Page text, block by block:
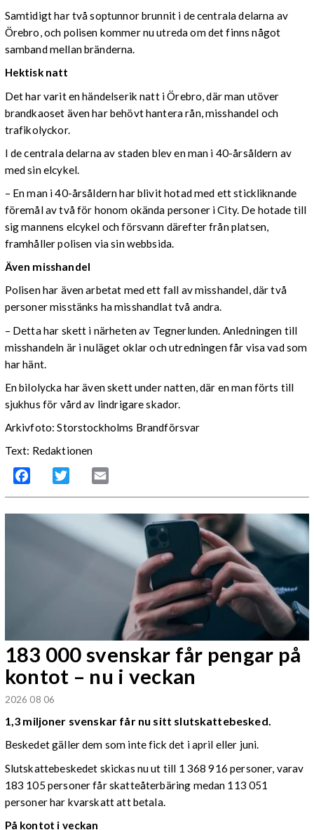
Samtidigt har två soptunnor brunnit i de centrala delarna av
Örebro, och polisen kommer nu utreda om det finns något
samband mellan bränderna.
Hektisk natt
Det har varit en händelserik natt i Örebro, där man utöver
brandkaoset även har behövt hantera rån, misshandel och
trafikolyckor.
I de centrala delarna av staden blev en man i 40-årsåldern av
med sin elcykel.
– En man i 40-årsåldern har blivit hotad med ett stickliknande
föremål av två för honom okända personer i City. De hotade till
sig mannens elcykel och försvann därefter från platsen,
framhåller polisen via sin webbsida.
Även misshandel
Polisen har även arbetat med ett fall av misshandel, där två
personer misstänks ha misshandlat två andra.
– Detta har skett i närheten av Tegnerlunden. Anledningen till
misshandeln är i nuläget oklar och utredningen får visa vad som
har hänt.
En bilolycka har även skett under natten, där en man förts till
sjukhus för vård av lindrigare skador.
Arkivfoto: Storstockholms Brandförsvar
Text: Redaktionen
Facebook Twitter
183 000 svenskar får pengar på
kontot – nu i veckan
2026 08 06
1,3 miljoner svenskar får nu sitt slutskattebesked.
Beskedet gäller dem som inte fick det i april eller juni.
Slutskattebeskedet skickas nu ut till 1 368 916 personer, varav
183 105 personer får skatteåterbäring medan 113 051
personer har kvarskatt att betala.
På kontot i veckan